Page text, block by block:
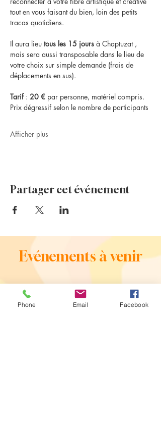
tout en vous faisant du bien, loin des petits
tracas quotidiens.
Il aura lieu tous les 15 jours à Chaptuzat ,
mais sera aussi transposable dans le lieu de
votre choix sur simple demande (frais de
déplacements en sus).
Tarif : 20 € par personne, matériel compris.
Prix dégressif selon le nombre de participants
Afficher plus
Partager cet événement
Evénements à venir
Phone Email Facebook